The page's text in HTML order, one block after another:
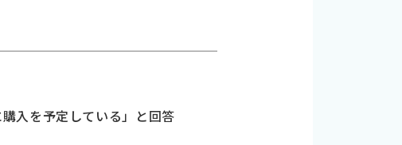
入を予定している」と回答